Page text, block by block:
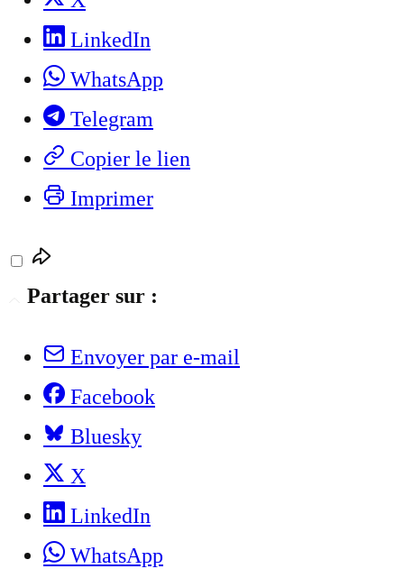
LinkedIn
WhatsApp
Telegram
Copier le lien
Imprimer
Partager sur :
Envoyer par e-mail
Facebook
Bluesky
X
LinkedIn
WhatsApp